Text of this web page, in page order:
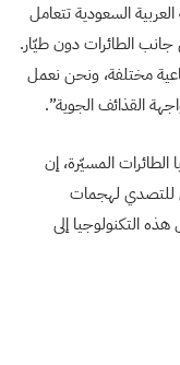
السعودية تتعامل
جانب الطائرات دون طيّار.
مختلفة، ونحن نعمل
القذائف الجوية”.
المسيّرة، إن
للتصدي لهجمات
التكنولوجيا إلى